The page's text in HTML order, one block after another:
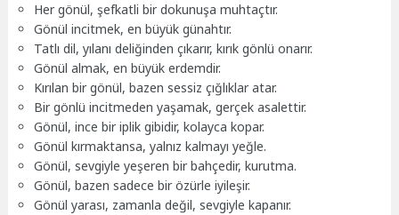
Her gönül, şefkatli bir dokunuşa muhtaçtır.
Gönül incitmek, en büyük günahtır.
Tatlı dil, yılanı deliğinden çıkarır, kırık gönlü onarır.
Gönül almak, en büyük erdemdir.
Kırılan bir gönül, bazen sessiz çığlıklar atar.
Bir gönlü incitmeden yaşamak, gerçek asalettir.
Gönül, ince bir iplik gibidir, kolayca kopar.
Gönül kırmaktansa, yalnız kalmayı yeğle.
Gönül, sevgiyle yeşeren bir bahçedir, kurutma.
Gönül, bazen sadece bir özürle iyileşir.
Gönül yarası, zamanla değil, sevgiyle kapanır.